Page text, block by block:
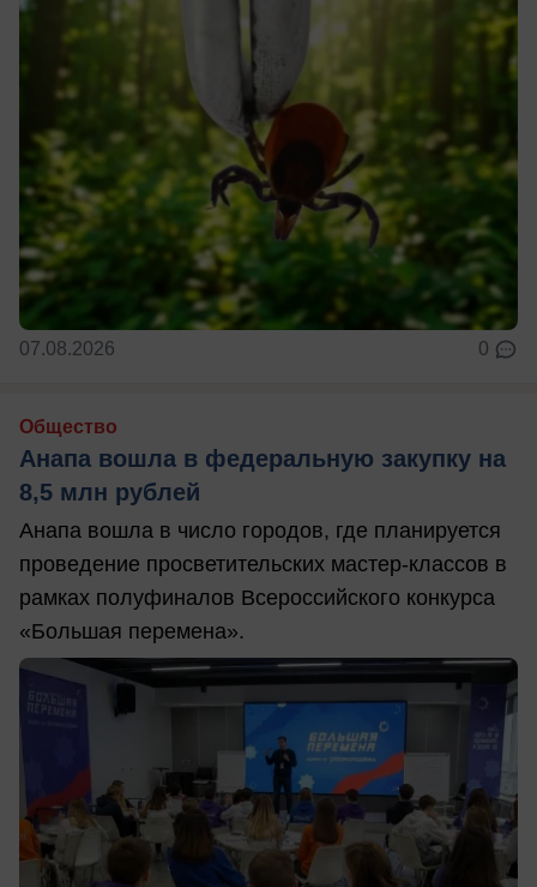
07.08.2026 0
Общество
Анапа вошла в федеральную закупку на
8,5 млн рублей
Анапа вошла в число городов, где планируется
проведение просветительских мастер-классов в
рамках полуфиналов Всероссийского конкурса
«Большая перемена».